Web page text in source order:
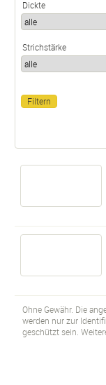
Dickte
Strichstärke
Ohne Gewähr. Die
werden nur zur
geschützt sein.